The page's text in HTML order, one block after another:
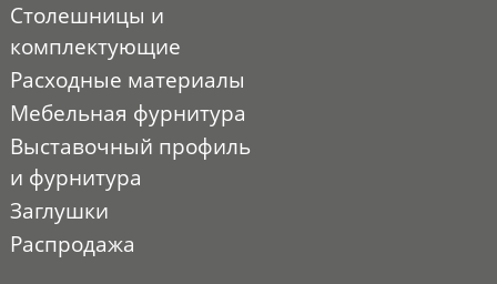
Столешницы и
комплектующие
Расходные материалы
Мебельная фурнитура
Выставочный профиль
и фурнитура
Заглушки
Распродажа